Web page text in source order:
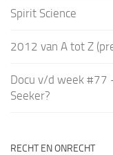
Spirit Science
2012 van A tot Z
Docu v/d week #77
Seeker?
RECHT EN ONRECHT